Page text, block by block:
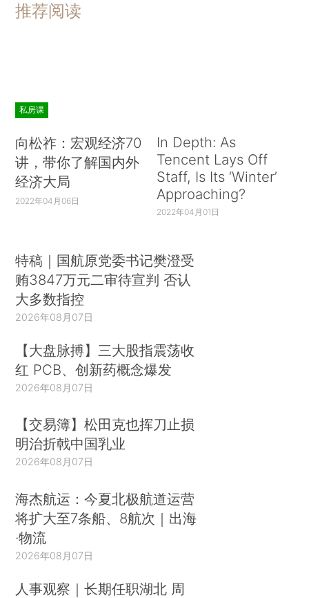
推荐阅读
私房课
向松祚：宏观经济70
讲，带你了解国内外
经济大局
2022年04月06日
In Depth: As
Tencent Lays Off
Staff, Is Its ‘Winter’
Approaching?
2022年04月01日
特稿｜国航原党委书记樊澄受
贿3847万元二审待宣判 否认
大多数指控
2026年08月07日
【大盘脉搏】三大股指震荡收
红 PCB、创新药概念爆发
2026年08月07日
【交易簿】松田克也挥刀止损
明治折戟中国乳业
2026年08月07日
海杰航运：今夏北极航道运营
将扩大至7条船、8航次｜出海
·物流
2026年08月07日
人事观察｜长期任职湖北 周